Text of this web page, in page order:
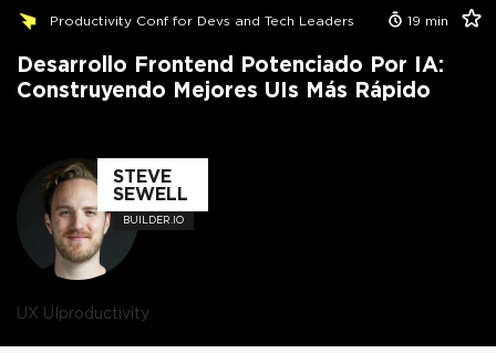
Productivity Conf for Devs and Tech Leaders 19 min
Desarrollo Frontend Potenciado Por IA:
Construyendo Mejores UIs Más Rápido
STEVE
SEWELL
BUILDER.IO
UX UIproductivity